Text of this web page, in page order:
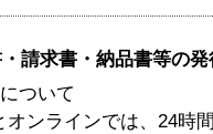
・請求書・納品書等の
ついて
オンラインでは、24時